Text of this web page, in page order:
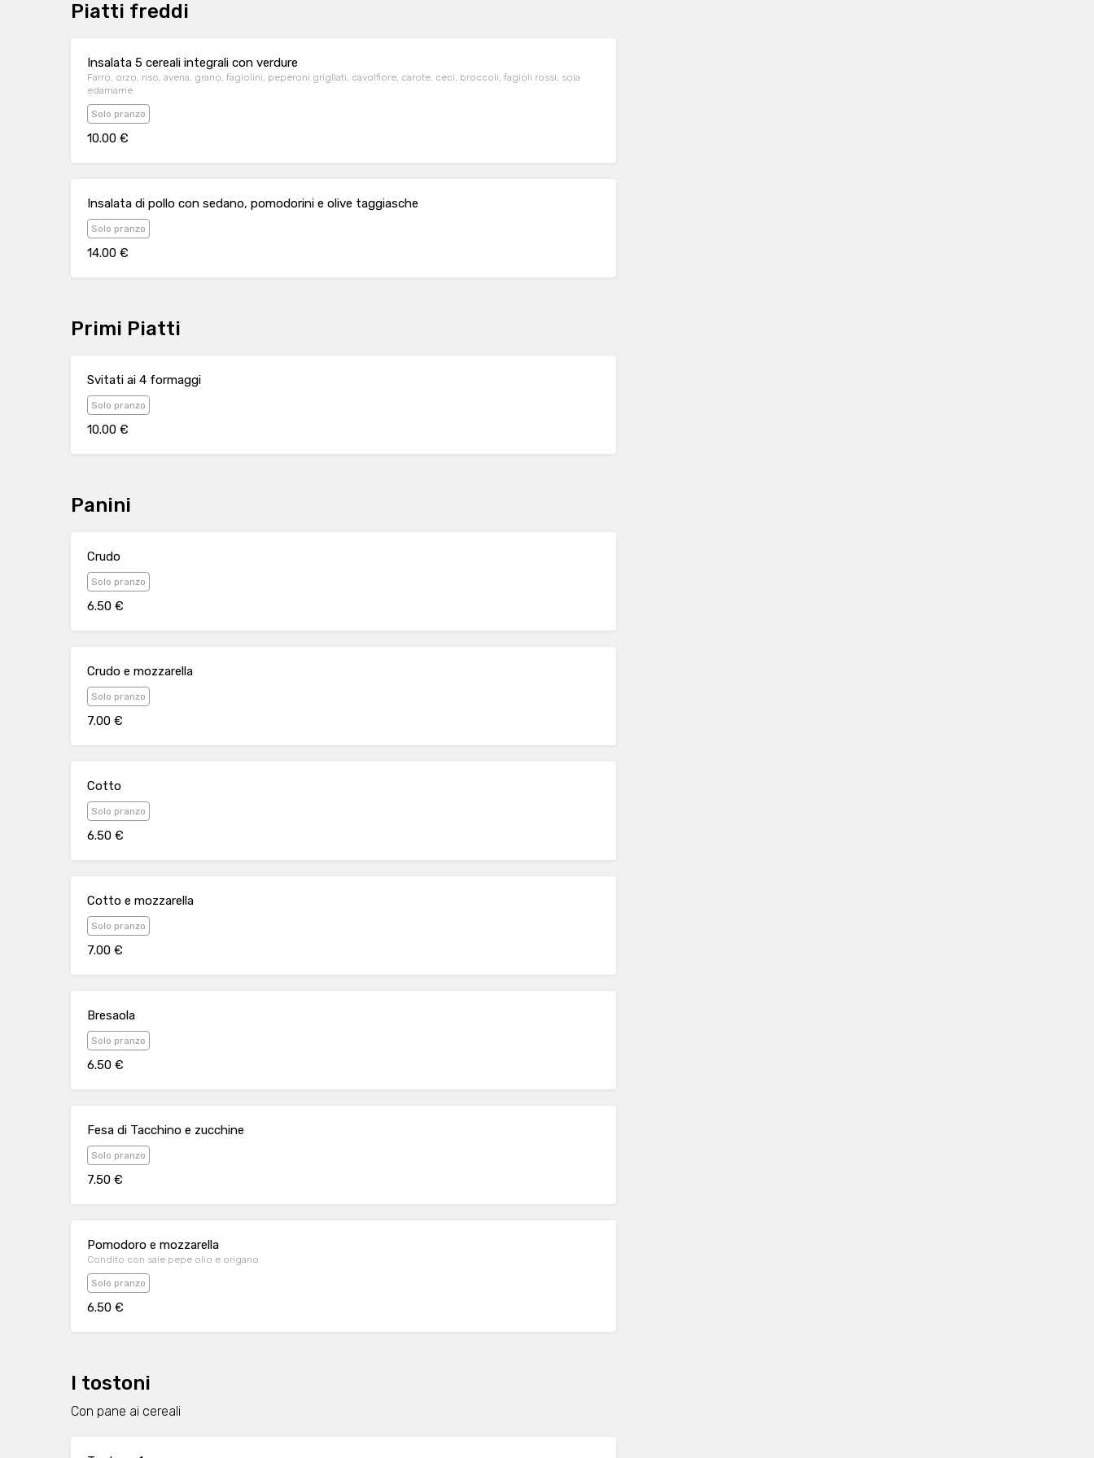
Piatti freddi
Insalata 5 cereali integrali con verdure
Farro, orzo, riso, avena, grano, fagiolini, peperoni grigliati, cavolfiore, carote, ceci, broccoli, fagioli rossi, soia
edamame
Solo pranzo
10.00 €
Insalata di pollo con sedano, pomodorini e olive taggiasche
Solo pranzo
14.00 €
Primi Piatti
Svitati ai 4 formaggi
Solo pranzo
10.00 €
Panini
Crudo
Solo pranzo
6.50 €
Crudo e mozzarella
Solo pranzo
7.00 €
Cotto
Solo pranzo
6.50 €
Cotto e mozzarella
Solo pranzo
7.00 €
Bresaola
Solo pranzo
6.50 €
Fesa di Tacchino e zucchine
Solo pranzo
7.50 €
Pomodoro e mozzarella
Condito con sale pepe olio e origano
Solo pranzo
6.50 €
I tostoni
Con pane ai cereali